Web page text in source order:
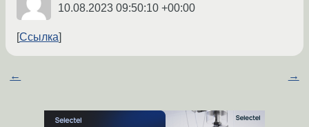
10.08.2023 09:50:10 +00:00
Ссылка
← →